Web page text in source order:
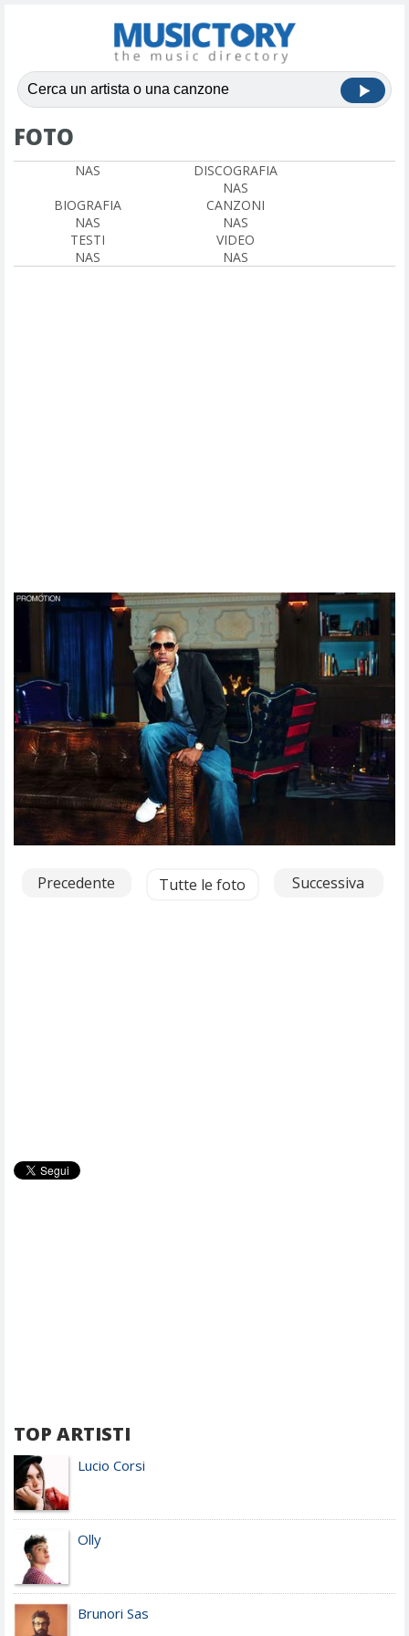
FOTO
NAS
DISCOGRAFIA
NAS
BIOGRAFIA
NAS
CANZONI
NAS
TESTI
NAS
VIDEO
NAS
Precedente Tutte le foto Successiva
TOP ARTISTI
Lucio Corsi
Olly
Brunori Sas